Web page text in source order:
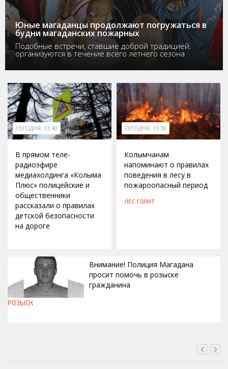
Юные магаданцы продолжают погружаться в
будни магаданских пожарных
Подобные встречи, ставшие доброй традицией,
организуются в течение всего летнего сезона
СЕГОДНЯ, 13:40
В прямом теле-
радиоэфире
медиахолдинга «Колыма
Плюс» полицейские и
общественники
рассказали о правилах
детской безопасности
на дороге
СЕГОДНЯ, 13:30
Колымчанам
напоминают о правилах
поведения в лесу в
пожароопасный период
ЛЕС ГОРИТ
Внимание! Полиция Магадана
просит помочь в розыске
гражданина
РОЗЫСК